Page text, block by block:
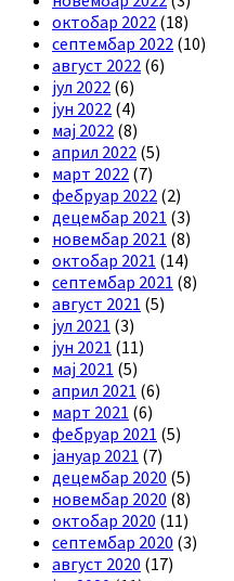
октобар 2022 (18)
септембар 2022 (10)
август 2022 (6)
јул 2022 (6)
јун 2022 (4)
мај 2022 (8)
април 2022 (5)
март 2022 (7)
фебруар 2022 (2)
децембар 2021 (3)
новембар 2021 (8)
октобар 2021 (14)
септембар 2021 (8)
август 2021 (5)
јул 2021 (3)
јун 2021 (11)
мај 2021 (5)
април 2021 (6)
март 2021 (6)
фебруар 2021 (5)
јануар 2021 (7)
децембар 2020 (5)
новембар 2020 (8)
октобар 2020 (11)
септембар 2020 (3)
август 2020 (17)